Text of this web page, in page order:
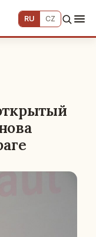
RU CZ